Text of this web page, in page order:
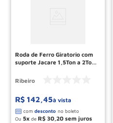
Roda de Ferro Giratorio com
suporte Jacare 1,5Ton a 2Ton
Ribeiro
R$ 142,45à vista
Ou 5 de R$ 30,20